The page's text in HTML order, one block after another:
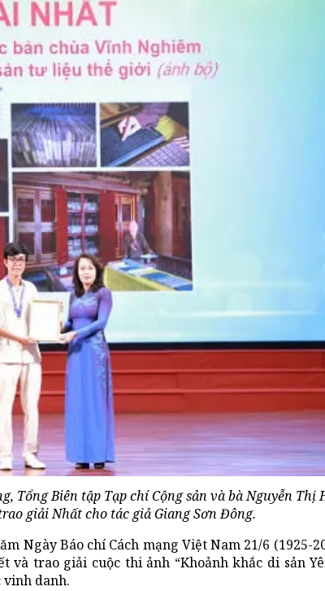
Tổng Biên tập Tạp chí Cộng sản và bà Nguyễn Thị
giải Nhất cho tác giả Giang Sơn Đông.
Ngày Báo chí Cách mạng Việt Nam 21/6 (1925-
trao giải cuộc thi ảnh “Khoảnh khắc di sản
vinh danh.